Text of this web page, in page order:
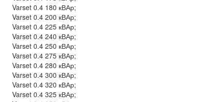
Varset 0.4 180 кВАр;
Varset 0.4 200 кВАр;
Varset 0.4 225 кВАр;
Varset 0.4 240 кВАр;
Varset 0.4 250 кВАр;
Varset 0.4 275 кВАр;
Varset 0.4 280 кВАр;
Varset 0.4 300 кВАр;
Varset 0.4 320 кВАр;
Varset 0.4 325 кВАр;